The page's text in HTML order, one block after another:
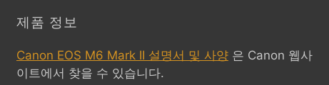
제품 정보
Canon EOS M6 Mark II 설명서 및 사양 은 Canon 웹사
이트에서 찾을 수 있습니다.